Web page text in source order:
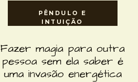
Fazer magia para outra
pessoa sem ela saber é
uma invasão energética
PÊNDULO E
INTUIÇÃO